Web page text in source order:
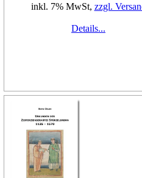
inkl. 7% MwSt, zzgl.
Details...